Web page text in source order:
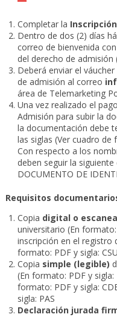
Completar la
Dentro de dos (2) días
correo de bienvenida
del derecho de
Deberá enviar el
de admisión al correo
área de Telemarketing
Una vez realizado el
Admisión para subir la
la documentación debe
las siglas (Ver cuadro
Con respecto a los
deben seguir la siguiente
DOCUMENTO DE
Requisitos
Copia digital o
universitario (En
inscripción en el registro
formato: PDF y sigla:
Copia simple (legible)
(En formato: PDF y
formato: PDF y sigla:
sigla: PAS
Declaración jurada